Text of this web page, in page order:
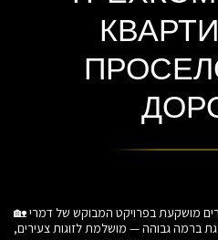
🏡 למכירה בעיר היין – דירת 3 חדרים מושקעת בפרויקט המבוקש של דמרי!
ברמה גבוהה — מושלמת לזוגות צעירים,